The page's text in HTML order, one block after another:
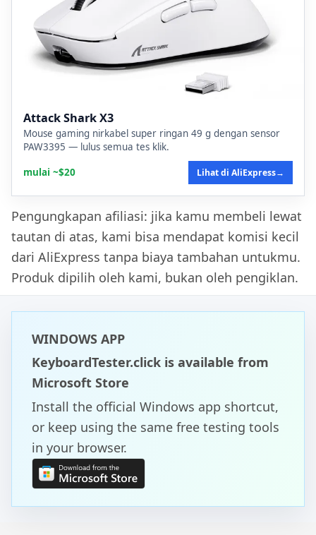
Attack Shark X3
Mouse gaming nirkabel super ringan 49 g dengan sensor
PAW3395 — lulus semua tes klik.
mulai ~$20
Lihat di AliExpress→
Pengungkapan afiliasi: jika kamu membeli lewat
tautan di atas, kami bisa mendapat komisi kecil
dari AliExpress tanpa biaya tambahan untukmu.
Produk dipilih oleh kami, bukan oleh pengiklan.
WINDOWS APP
KeyboardTester.click is available from
Microsoft Store
Install the official Windows app shortcut,
or keep using the same free testing tools
in your browser.